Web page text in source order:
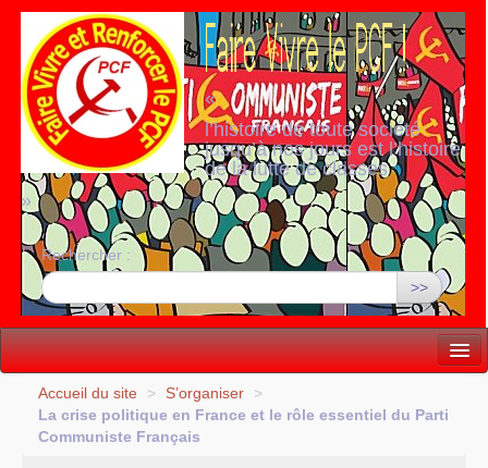
«
l’histoire de toute société
jusqu’à nos jours est l’histoire
de la lutte de classes
»
Rechercher :
>>
Vie politique
Lutter, Unir...
Accueil du site > S’organiser
>
La crise politique en France et le rôle essentiel du Parti
Communiste Français